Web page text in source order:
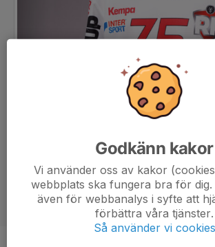
Godkänn kakor
Vi använder oss av kakor
webbplats ska fungera bra för dig.
även för webbanalys i syfte att
förbättra våra tjänster.
Så använder vi cookies